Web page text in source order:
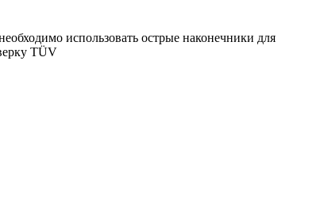
использовать острые наконечники для
TÜV